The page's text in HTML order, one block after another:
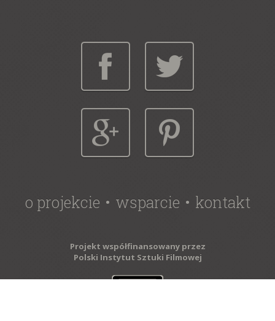
o projekcie wsparcie kontakt
Projekt współfinansowany przez